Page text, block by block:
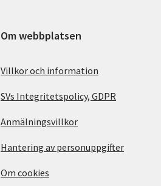
Om webbplatsen
Villkor och information
SVs Integritetspolicy, GDPR
Anmälningsvillkor
Hantering av personuppgifter
Om cookies